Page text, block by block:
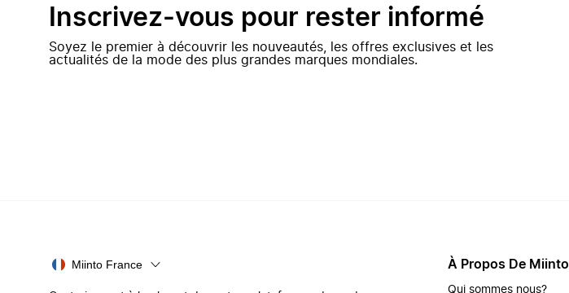
Inscrivez-vous pour rester informé
Soyez le premier à découvrir les nouveautés, les offres exclusives et les
actualités de la mode des plus grandes marques mondiales.
Miinto France À Propos De Miinto
Qui sommes nous?